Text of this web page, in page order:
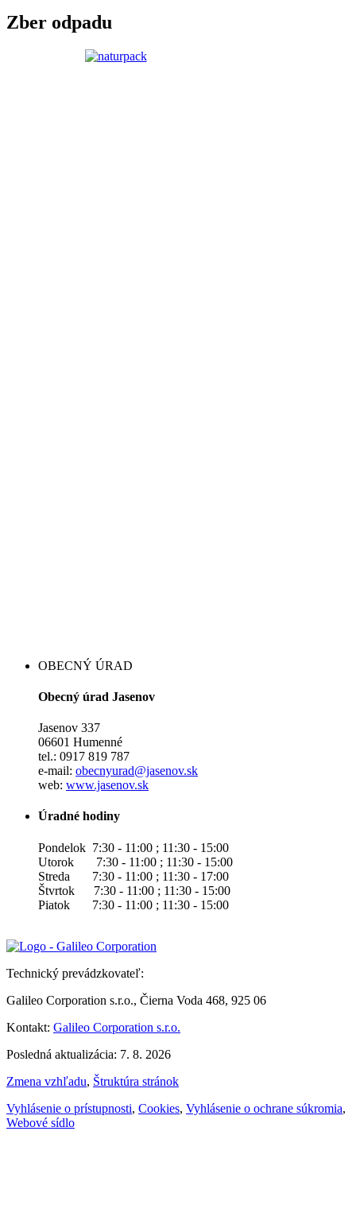
Zber odpadu
OBECNÝ ÚRAD
Obecný úrad Jasenov
Jasenov 337
06601 Humenné
tel.: 0917 819 787
e-mail: obecnyurad@jasenov.sk
web: www.jasenov.sk
Úradné hodiny
Pondelok 7:30 - 11:00 ; 11:30 - 15:00
Utorok 7:30 - 11:00 ; 11:30 - 15:00
Streda 7:30 - 11:00 ; 11:30 - 17:00
Štvrtok 7:30 - 11:00 ; 11:30 - 15:00
Piatok 7:30 - 11:00 ; 11:30 - 15:00
Technický prevádzkovateľ:
Galileo Corporation s.r.o., Čierna Voda 468, 925 06
Kontakt: Galileo Corporation s.r.o.
Posledná aktualizácia: 7. 8. 2026
Zmena vzhľadu, Štruktúra stránok
Vyhlásenie o prístupnosti, Cookies, Vyhlásenie o ochrane súkromia,
Webové sídlo